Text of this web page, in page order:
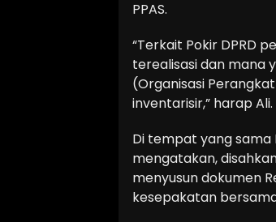
PPAS.
“Terkait Pokir DPRD
terealisasi dan mana
(Organisasi
inventarisir,” harap Ali.
Di tempat yang sama
mengatakan,
menyusun dokumen
kesepakatan